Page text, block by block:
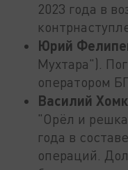
2023 года в
Юрий
Мухтара").
оператором
Василий
"Орёл и
года в
операций.